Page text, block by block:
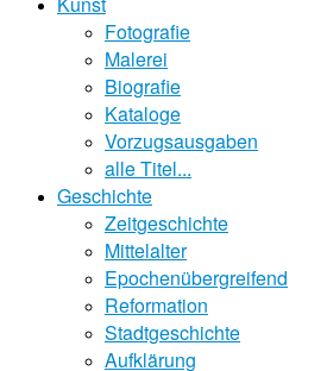
Fotografie
Malerei
Biografie
Kataloge
Vorzugsausgaben
alle Titel...
Geschichte
Zeitgeschichte
Mittelalter
Epochenübergreifend
Reformation
Stadtgeschichte
Aufklärung